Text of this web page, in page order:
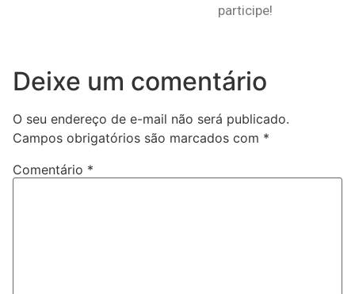
participe!
Deixe um comentário
O seu endereço de e-mail não será publicado.
Campos obrigatórios são marcados com *
Comentário *